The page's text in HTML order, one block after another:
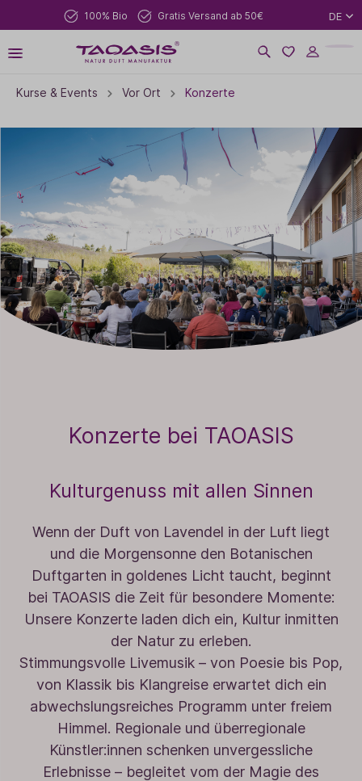
100% Bio Gratis Versand ab 50€ DE
Kurse & Events Vor Ort Konzerte
Konzerte bei TAOASIS
Kulturgenuss mit allen Sinnen
Wenn der Duft von Lavendel in der Luft liegt
und die Morgensonne den Botanischen
Duftgarten in goldenes Licht taucht, beginnt
bei TAOASIS die Zeit für besondere Momente:
Unsere Konzerte laden dich ein, Kultur inmitten
der Natur zu erleben.
Stimmungsvolle Livemusik – von Poesie bis Pop,
von Klassik bis Klangreise erwartet dich ein
abwechslungsreiches Programm unter freiem
Himmel. Regionale und überregionale
Künstler:innen schenken unvergessliche
Erlebnisse – begleitet vom der Magie des